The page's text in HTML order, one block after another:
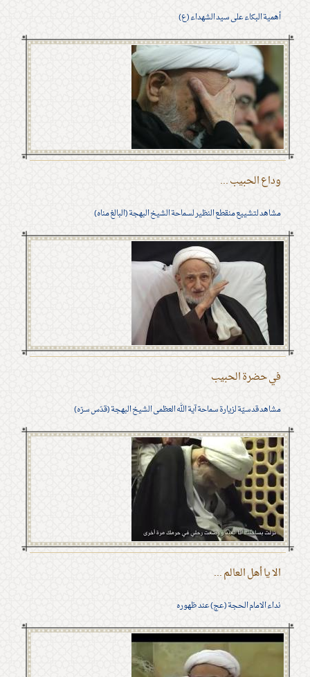
أهمية البكاء على سيد الشهداء (ع)
وداع الحبيب ...
مشاهد لتشييع منقطع النظير لسماحة الشيخ البهجة (البالغ مناه)
في حضرة الحبيب
مشاهد قدسيّة لزيارة سماحة آية الله العظمى الشيخ البهجة (قدّس سرّه)
الا يا أهل العالم ...
نداء الامام الحجة (عج) عند ظهوره